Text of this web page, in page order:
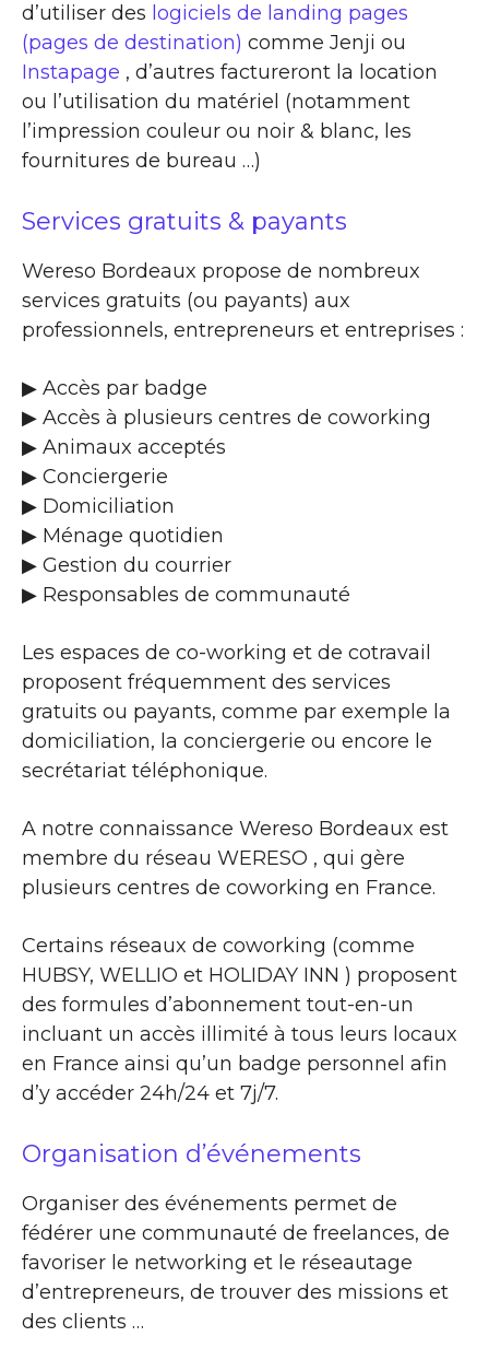
d’utiliser des logiciels de landing pages
(pages de destination) comme Jenji ou
Instapage , d’autres factureront la location
ou l’utilisation du matériel (notamment
l’impression couleur ou noir & blanc, les
fournitures de bureau …)
Services gratuits & payants
Wereso Bordeaux propose de nombreux
services gratuits (ou payants) aux
professionnels, entrepreneurs et entreprises :
▶​ Accès par badge
▶​ Accès à plusieurs centres de coworking
▶​ Animaux acceptés
▶​ Conciergerie
▶​ Domiciliation
▶​ Ménage quotidien
▶​ Gestion du courrier
▶​ Responsables de communauté
Les espaces de co-working et de cotravail
proposent fréquemment des services
gratuits ou payants, comme par exemple la
domiciliation, la conciergerie ou encore le
secrétariat téléphonique.
A notre connaissance Wereso Bordeaux est
membre du réseau WERESO , qui gère
plusieurs centres de coworking en France.
Certains réseaux de coworking (comme
HUBSY, WELLIO et HOLIDAY INN ) proposent
des formules d’abonnement tout-en-un
incluant un accès illimité à tous leurs locaux
en France ainsi qu’un badge personnel afin
d’y accéder 24h/24 et 7j/7.
Organisation d’événements
Organiser des événements permet de
fédérer une communauté de freelances, de
favoriser le networking et le réseautage
d’entrepreneurs, de trouver des missions et
des clients …